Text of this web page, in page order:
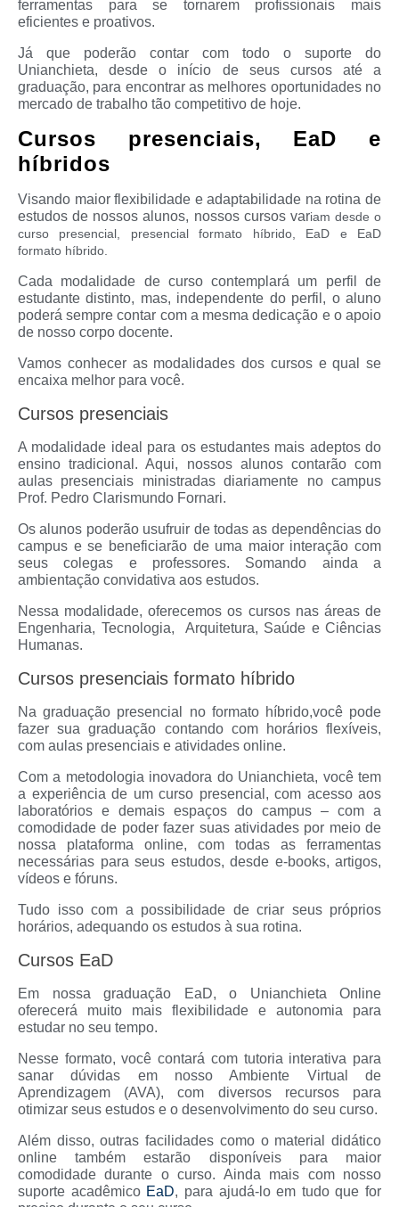
ferramentas para se tornarem profissionais mais
eficientes e proativos.
Já que poderão contar com todo o suporte do
Unianchieta, desde o início de seus cursos até a
graduação, para encontrar as melhores oportunidades no
mercado de trabalho tão competitivo de hoje.
Cursos presenciais, EaD e
híbridos
Visando maior flexibilidade e adaptabilidade na rotina de
estudos de nossos alunos, nossos cursos variam desde o
curso presencial, presencial formato híbrido, EaD e EaD
formato híbrido.
Cada modalidade de curso contemplará um perfil de
estudante distinto, mas, independente do perfil, o aluno
poderá sempre contar com a mesma dedicação e o apoio
de nosso corpo docente.
Vamos conhecer as modalidades dos cursos e qual se
encaixa melhor para você.
Cursos presenciais
A modalidade ideal para os estudantes mais adeptos do
ensino tradicional. Aqui, nossos alunos contarão com
aulas presenciais ministradas diariamente no campus
Prof. Pedro Clarismundo Fornari.
Os alunos poderão usufruir de todas as dependências do
campus e se beneficiarão de uma maior interação com
seus colegas e professores. Somando ainda a
ambientação convidativa aos estudos.
Nessa modalidade, oferecemos os cursos nas áreas de
Engenharia, Tecnologia, Arquitetura, Saúde e Ciências
Humanas.
Cursos presenciais formato híbrido
Na graduação presencial no formato híbrido,você pode
fazer sua graduação contando com horários flexíveis,
com aulas presenciais e atividades online.
Com a metodologia inovadora do Unianchieta, você tem
a experiência de um curso presencial, com acesso aos
laboratórios e demais espaços do campus – com a
comodidade de poder fazer suas atividades por meio de
nossa plataforma online, com todas as ferramentas
necessárias para seus estudos, desde e-books, artigos,
vídeos e fóruns.
Tudo isso com a possibilidade de criar seus próprios
horários, adequando os estudos à sua rotina.
Cursos EaD
Em nossa graduação EaD, o Unianchieta Online
oferecerá muito mais flexibilidade e autonomia para
estudar no seu tempo.
Nesse formato, você contará com tutoria interativa para
sanar dúvidas em nosso Ambiente Virtual de
Aprendizagem (AVA), com diversos recursos para
otimizar seus estudos e o desenvolvimento do seu curso.
Além disso, outras facilidades como o material didático
online também estarão disponíveis para maior
comodidade durante o curso. Ainda mais com nosso
suporte acadêmico EaD, para ajudá-lo em tudo que for